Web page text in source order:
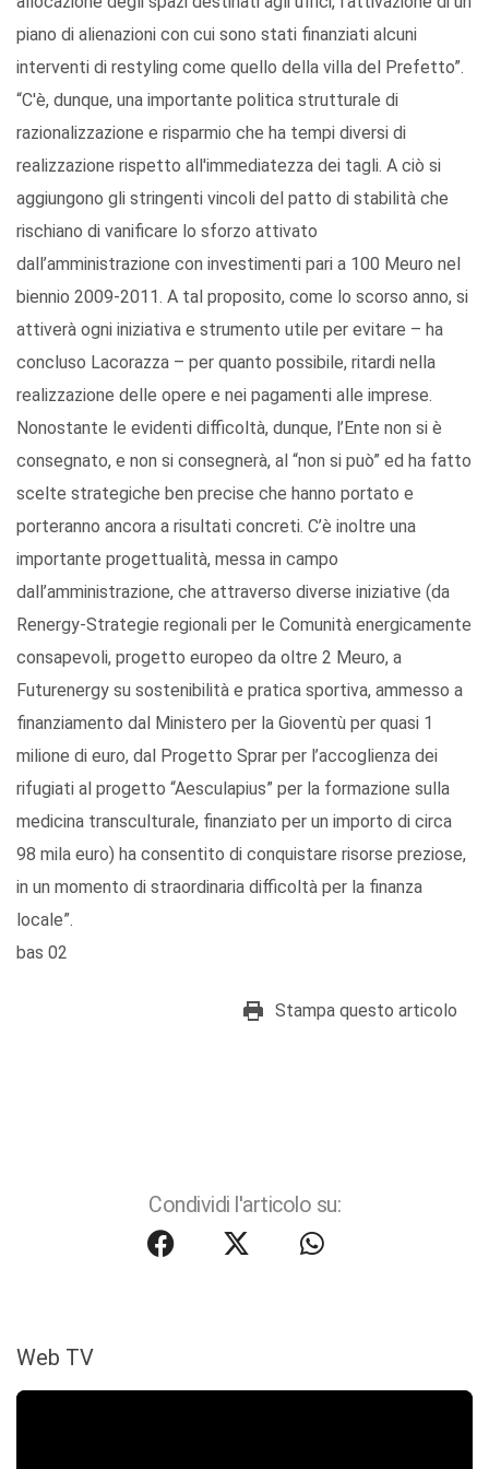
piano di alienazioni con cui sono stati finanziati alcuni
interventi di restyling come quello della villa del Prefetto”.
“C'è, dunque, una importante politica strutturale di
razionalizzazione e risparmio che ha tempi diversi di
realizzazione rispetto all'immediatezza dei tagli. A ciò si
aggiungono gli stringenti vincoli del patto di stabilità che
rischiano di vanificare lo sforzo attivato
dall’amministrazione con investimenti pari a 100 Meuro nel
biennio 2009-2011. A tal proposito, come lo scorso anno, si
attiverà ogni iniziativa e strumento utile per evitare – ha
concluso Lacorazza – per quanto possibile, ritardi nella
realizzazione delle opere e nei pagamenti alle imprese.
Nonostante le evidenti difficoltà, dunque, l’Ente non si è
consegnato, e non si consegnerà, al “non si può” ed ha fatto
scelte strategiche ben precise che hanno portato e
porteranno ancora a risultati concreti. C’è inoltre una
importante progettualità, messa in campo
dall’amministrazione, che attraverso diverse iniziative (da
Renergy-Strategie regionali per le Comunità energicamente
consapevoli, progetto europeo da oltre 2 Meuro, a
Futurenergy su sostenibilità e pratica sportiva, ammesso a
finanziamento dal Ministero per la Gioventù per quasi 1
milione di euro, dal Progetto Sprar per l’accoglienza dei
rifugiati al progetto “Aesculapius” per la formazione sulla
medicina transculturale, finanziato per un importo di circa
98 mila euro) ha consentito di conquistare risorse preziose,
in un momento di straordinaria difficoltà per la finanza
locale”.
bas 02
Stampa questo articolo
Condividi l'articolo su:
Web TV